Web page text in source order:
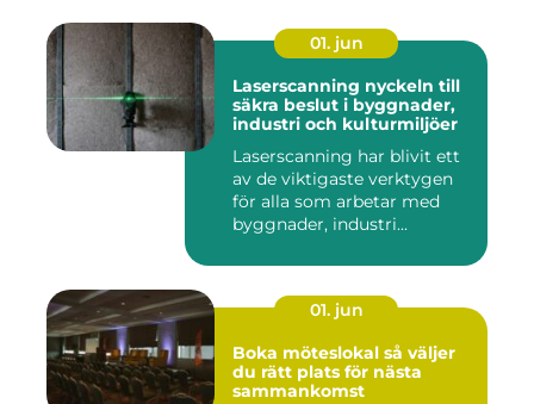
01. jun
Laserscanning nyckeln till
säkra beslut i byggnader,
industri och kulturmiljöer
Laserscanning har blivit ett
av de viktigaste verktygen
för alla som arbetar med
byggnader, industri...
01. jun
Boka möteslokal så väljer
du rätt plats för nästa
sammankomst